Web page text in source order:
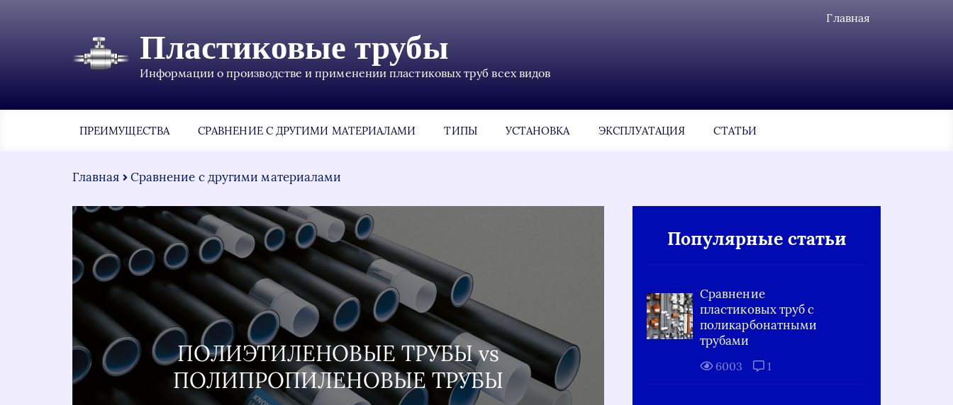
Главная
Пластиковые трубы
Информации о производстве и применении пластиковых труб всех видов
ПРЕИМУЩЕСТВА СРАВНЕНИЕ С ДРУГИМИ МАТЕРИАЛАМИ ТИПЫ УСТАНОВКА ЭКСПЛУАТАЦИЯ СТАТЬИ
Главная Сравнение с другими материалами
ПОЛИЭТИЛЕНОВЫЕ ТРУБЫ vs
ПОЛИПРОПИЛЕНОВЫЕ ТРУБЫ
Популярные статьи
Сравнение
пластиковых труб с
поликарбонатными
трубами
6003 1